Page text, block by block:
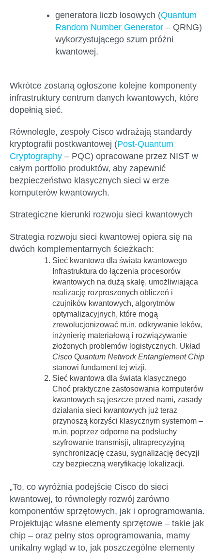
generatora liczb losowych (Quantum
Random Number Generator – QRNG)
wykorzystującego szum próżni
kwantowej.
Wkrótce zostaną ogłoszone kolejne komponenty
infrastruktury centrum danych kwantowych, które
dopełnią sieć.
Równolegle, zespoły Cisco wdrażają standardy
kryptografii postkwantowej (Post-Quantum
Cryptography – PQC) opracowane przez NIST w
całym portfolio produktów, aby zapewnić
bezpieczeństwo klasycznych sieci w erze
komputerów kwantowych.
Strategiczne kierunki rozwoju sieci kwantowych
Strategia rozwoju sieci kwantowej opiera się na
dwóch komplementarnych ścieżkach:
Sieć kwantowa dla świata kwantowego
Infrastruktura do łączenia procesorów
kwantowych na dużą skalę, umożliwiająca
realizację rozproszonych obliczeń i
czujników kwantowych, algorytmów
optymalizacyjnych, które mogą
zrewolucjonizować m.in. odkrywanie leków,
inżynierię materiałową i rozwiązywanie
złożonych problemów logistycznych. Układ
Cisco Quantum Network Entanglement Chip
stanowi fundament tej wizji.
Sieć kwantowa dla świata klasycznego
Choć praktyczne zastosowania komputerów
kwantowych są jeszcze przed nami, zasady
działania sieci kwantowych już teraz
przynoszą korzyści klasycznym systemom –
m.in. poprzez odporne na podsłuchy
szyfrowanie transmisji, ultraprecyzyjną
synchronizację czasu, sygnalizację decyzji
czy bezpieczną weryfikację lokalizacji.
„To, co wyróżnia podejście Cisco do sieci
kwantowej, to równoległy rozwój zarówno
komponentów sprzętowych, jak i oprogramowania.
Projektując własne elementy sprzętowe – takie jak
chip – oraz pełny stos oprogramowania, mamy
unikalny wgląd w to, jak poszczególne elementy